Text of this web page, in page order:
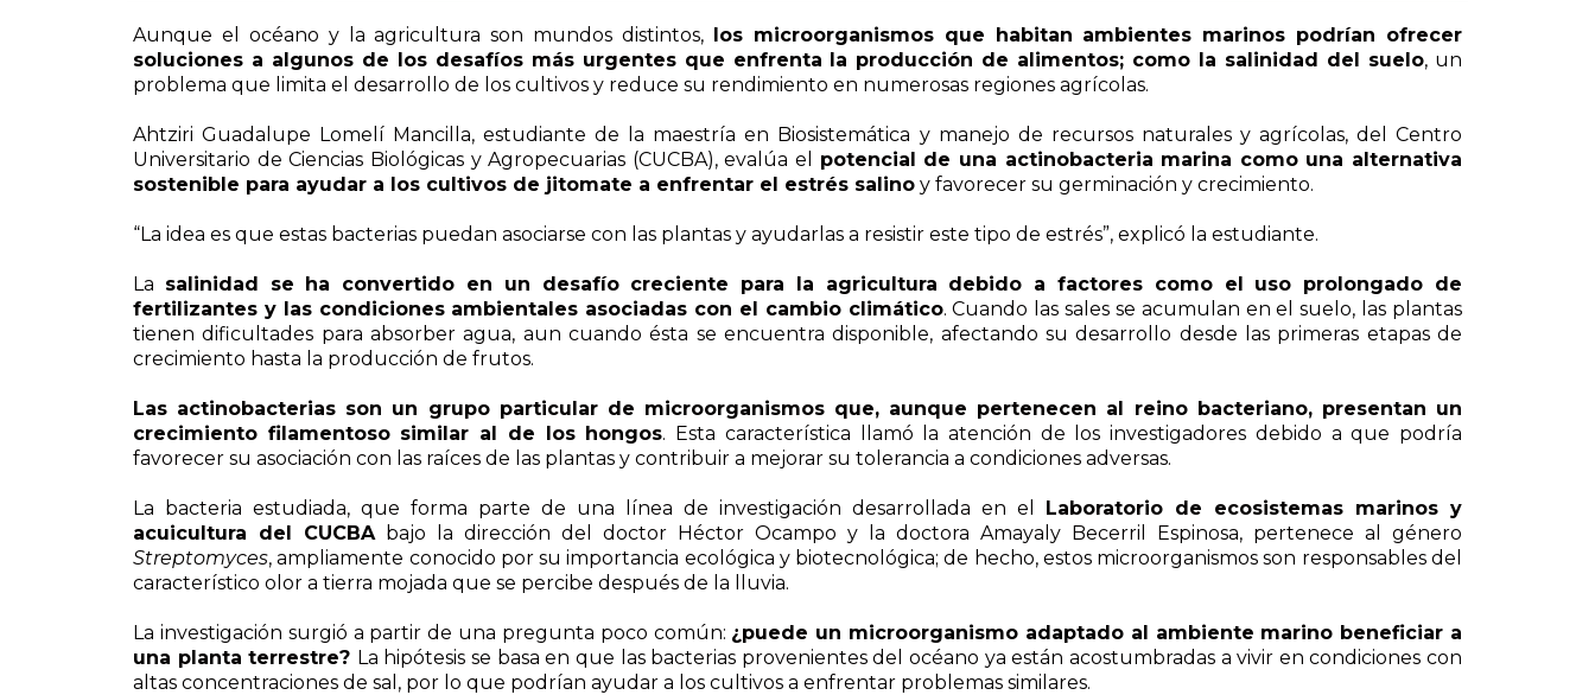
Aunque el océano y la agricultura son mundos distintos, los microorganismos que habitan ambientes marinos podrían ofrecer
soluciones a algunos de los desafíos más urgentes que enfrenta la producción de alimentos; como la salinidad del suelo, un
problema que limita el desarrollo de los cultivos y reduce su rendimiento en numerosas regiones agrícolas.
Ahtziri Guadalupe Lomelí Mancilla, estudiante de la maestría en Biosistemática y manejo de recursos naturales y agrícolas, del Centro
Universitario de Ciencias Biológicas y Agropecuarias (CUCBA), evalúa el potencial de una actinobacteria marina como una alternativa
sostenible para ayudar a los cultivos de jitomate a enfrentar el estrés salino y favorecer su germinación y crecimiento.
“La idea es que estas bacterias puedan asociarse con las plantas y ayudarlas a resistir este tipo de estrés”, explicó la estudiante.
La salinidad se ha convertido en un desafío creciente para la agricultura debido a factores como el uso prolongado de
fertilizantes y las condiciones ambientales asociadas con el cambio climático. Cuando las sales se acumulan en el suelo, las plantas
tienen dificultades para absorber agua, aun cuando ésta se encuentra disponible, afectando su desarrollo desde las primeras etapas de
crecimiento hasta la producción de frutos.
Las actinobacterias son un grupo particular de microorganismos que, aunque pertenecen al reino bacteriano, presentan un
crecimiento filamentoso similar al de los hongos. Esta característica llamó la atención de los investigadores debido a que podría
favorecer su asociación con las raíces de las plantas y contribuir a mejorar su tolerancia a condiciones adversas.
La bacteria estudiada, que forma parte de una línea de investigación desarrollada en el Laboratorio de ecosistemas marinos y
acuicultura del CUCBA bajo la dirección del doctor Héctor Ocampo y la doctora Amayaly Becerril Espinosa, pertenece al género
Streptomyces, ampliamente conocido por su importancia ecológica y biotecnológica; de hecho, estos microorganismos son responsables del
característico olor a tierra mojada que se percibe después de la lluvia.
La investigación surgió a partir de una pregunta poco común: ¿puede un microorganismo adaptado al ambiente marino beneficiar a
una planta terrestre? La hipótesis se basa en que las bacterias provenientes del océano ya están acostumbradas a vivir en condiciones con
altas concentraciones de sal, por lo que podrían ayudar a los cultivos a enfrentar problemas similares.